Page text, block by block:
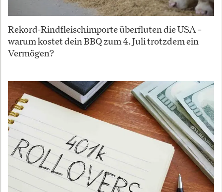
Rekord-Rindfleischimporte überfluten die USA –
warum kostet dein BBQ zum 4. Juli trotzdem ein
Vermögen?